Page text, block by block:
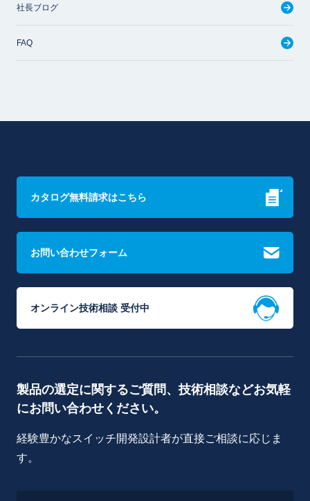
社長ブログ
FAQ
カタログ無料請求はこちら
お問い合わせフォーム
オンライン技術相談 受付中
製品の選定に関するご質問、技術相談などお気軽
にお問い合わせください。
経験豊かなスイッチ開発設計者が直接ご相談に応じま
す。